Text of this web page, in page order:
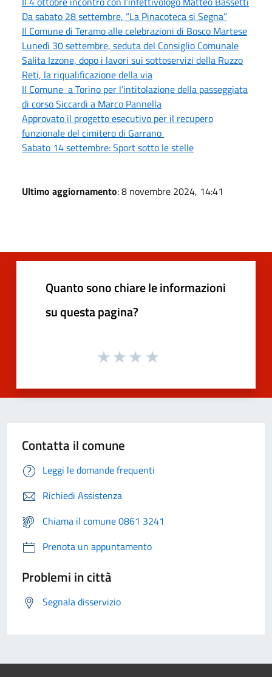
Da sabato 28 settembre, “La Pinacoteca si Segna”
Il Comune di Teramo alle celebrazioni di Bosco Martese
Lunedì 30 settembre, seduta del Consiglio Comunale
Salita Izzone, dopo i lavori sui sottoservizi della Ruzzo
Reti, la riqualificazione della via
Il Comune a Torino per l’intitolazione della passeggiata
di corso Siccardi a Marco Pannella
Approvato il progetto esecutivo per il recupero
funzionale del cimitero di Garrano
Sabato 14 settembre: Sport sotto le stelle
Ultimo aggiornamento: 8 novembre 2024, 14:41
Quanto sono chiare le informazioni
su questa pagina?
Contatta il comune
Leggi le domande frequenti
Richiedi Assistenza
Chiama il comune 0861 3241
Prenota un appuntamento
Problemi in città
Segnala disservizio